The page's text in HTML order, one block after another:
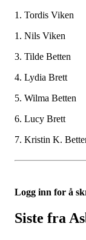
1. Tordis
1. Nils
3. Tilde
4. Lydia
5. Wilma
6. Lucy
7. Kristin K.
Logg inn for å
Siste fra